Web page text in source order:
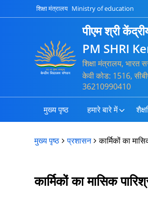
शिक्षा मंत्रालय Ministry of education
पीएम श्री
PM SHRI
शिक्षा मंत्रालय, भारत
केवी कोड: 1516,
36210990410
मुख्य पृष्ठ हमारे बारे में
मुख्य पृष्ठ प्रशासन कार्मिकों का
कार्मिकों का मासिक